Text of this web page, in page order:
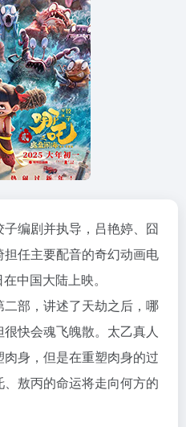
子编剧并执导，吕艳婷、囧
任主要配音的奇幻动画电
中国大陆上映。
部，讲述了天劫之后，哪
快会魂飞魄散。太乙真人
身，但是在重塑肉身的过
敖丙的命运将走向何方的